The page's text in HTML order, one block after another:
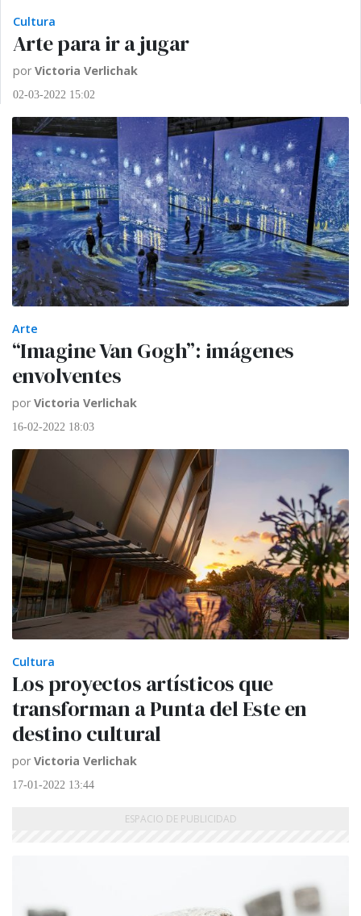
Cultura
Arte para ir a jugar
porVictoria Verlichak
02-03-2022 15:02
Arte
“Imagine Van Gogh”: imágenes
envolventes
porVictoria Verlichak
16-02-2022 18:03
Cultura
Los proyectos artísticos que
transforman a Punta del Este en
destino cultural
porVictoria Verlichak
17-01-2022 13:44